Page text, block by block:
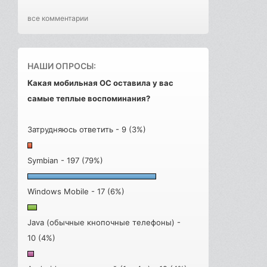
все комментарии
НАШИ ОПРОСЫ:
Какая мобильная ОС оставила у вас
самые теплые воспоминания?
Затрудняюсь ответить - 9 (3%)
Symbian - 197 (79%)
Windows Mobile - 17 (6%)
Java (обычные кнопочные телефоны) -
10 (4%)